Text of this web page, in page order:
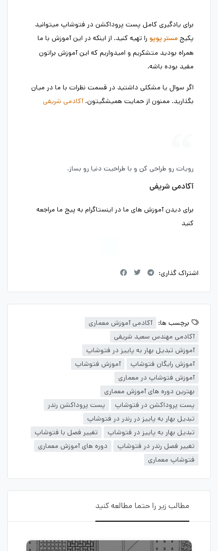
برای یادگیری کامل پست پروداکشن در فتوشاپ میتوانید
پکیج مستر پوپو را تهیه کنید. از اینکه در این آموزش با ما
همراه بودید متشکریم و امیدواریم که این آموزش براتون
مفید بوده باشه.
اگر سوال یا مشکلی داشتید در قسمت نظرات با ما در میان
بگذارید. ممنون از حمایت همیشگیتون.آکادمی شریفی
رویات رو طراحی کن و با طراحیت دنیا رو بساز.
آکادمی شریفی
برای دیدن آموزش های ما در اینستاگرام به پیج ما مراجعه
کنید
اشتراک گذاری:
برچسب ها:
آکادمی آموزش معماری
آکادمی مهندس سعید شریفی
آموزش تبدیل بهار به پاییز در فتوشاپ
آموزش رایگان فتوشاپ
آموزش فتوشاپ
آموزش فتوشاپ در معماری
بهترین دوره های آموزش معماری
پست پروداکشن در فتوشاپ
پست پروداکشن رندر
تبدیل بهار به پاییز در رندر در فتوشاپ
تبدیل بهار به پاییز در فتوشاپ
تغییر فصل با فتوشاپ
تغییر فصل رندر در فتوشاپ
دوره های آموزش معماری
فتوشاپ معماری
مطالب زیر را حتما مطالعه کنید